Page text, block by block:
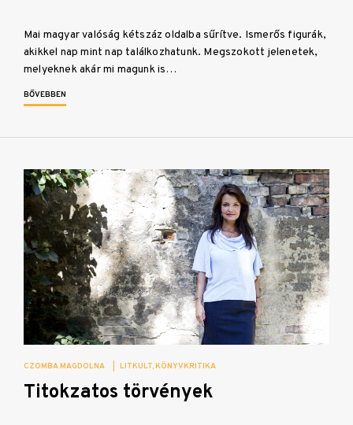
Mai magyar valóság kétszáz oldalba sűrítve. Ismerős figurák,
akikkel nap mint nap találkozhatunk. Megszokott jelenetek,
melyeknek akár mi magunk is…
BŐVEBBEN
CZOMBA MAGDOLNA LITKULT KÖNYVKRITIKA
Titokzatos törvények